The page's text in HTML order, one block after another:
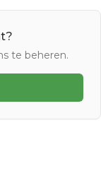
te beheren.